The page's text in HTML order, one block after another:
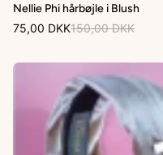
Nellie Phi hårbøjle i Blush
75,00 DKK150,00 DKK